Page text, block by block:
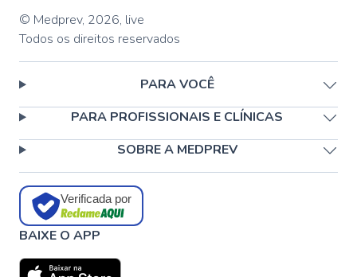
© Medprev, 2026, live
Todos os direitos reservados
PARA VOCÊ
PARA PROFISSIONAIS E CLÍNICAS
SOBRE A MEDPREV
Verificada por
BAIXE O APP